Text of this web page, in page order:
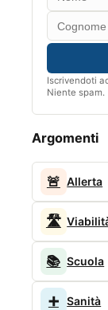
Iscrivendoti
Niente spam.
Argomenti
🚨 Allerta
🛣️
📚 Scuola
➕ Sanità